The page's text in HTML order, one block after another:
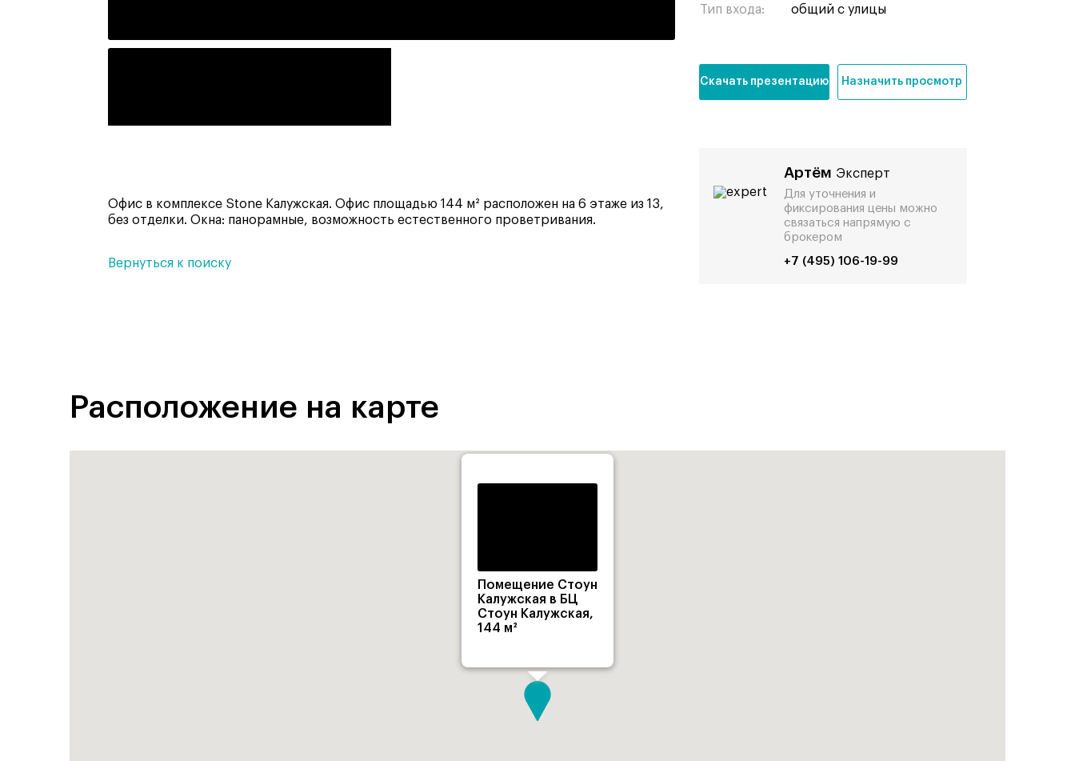
Офис в комплексе Stone Калужская. Офис площадью 144 м² расположен на 6 этаже из 13,
без отделки. Окна: панорамные, возможность естественного проветривания.
Вернуться к поиску
Тип входа: общий с улицы
Скачать презентацию Назначить просмотр
Артём Эксперт
Для уточнения и
фиксирования цены можно
связаться напрямую с
брокером
+7 (495) 106-19-99
Расположение на карте
Помещение Стоун
Калужская в БЦ
Стоун Калужская,
144 м²